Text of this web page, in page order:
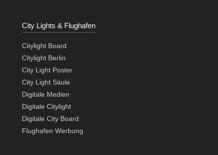
City Lights & Flughafen
Citylight Board
Citylight Berlin
City Light Poster
City Light Säule
Digitale Medien
Digitale Citylight
Digitale City Board
Flughafen Werbung